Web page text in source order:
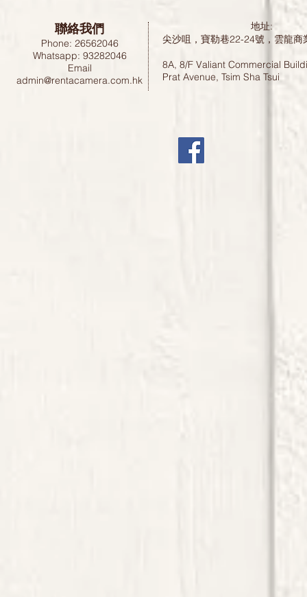
聯絡我們
Phone: 26562046
Whatsapp: 93282046
Email
admin@rentacamera.com.hk
地址:
尖沙咀，寶勒巷22-24號，雲龍
8A, 8/F Valiant Commercial
Prat Avenue, Tsim Sha Tsui